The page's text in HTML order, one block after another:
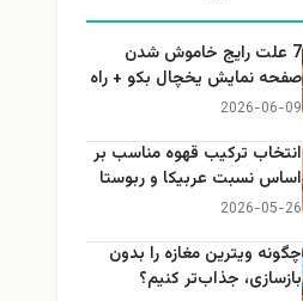
7 علت رایج خاموش شدن
صفحه نمایش یخچال بکو + راه
حل
2026-06-09
انتخاب ترکیب قهوه مناسب بر
اساس نسبت عربیکا و ربوستا
2026-05-26
چگونه ویترین مغازه را بدون
بازسازی، جذاب‌تر کنیم؟